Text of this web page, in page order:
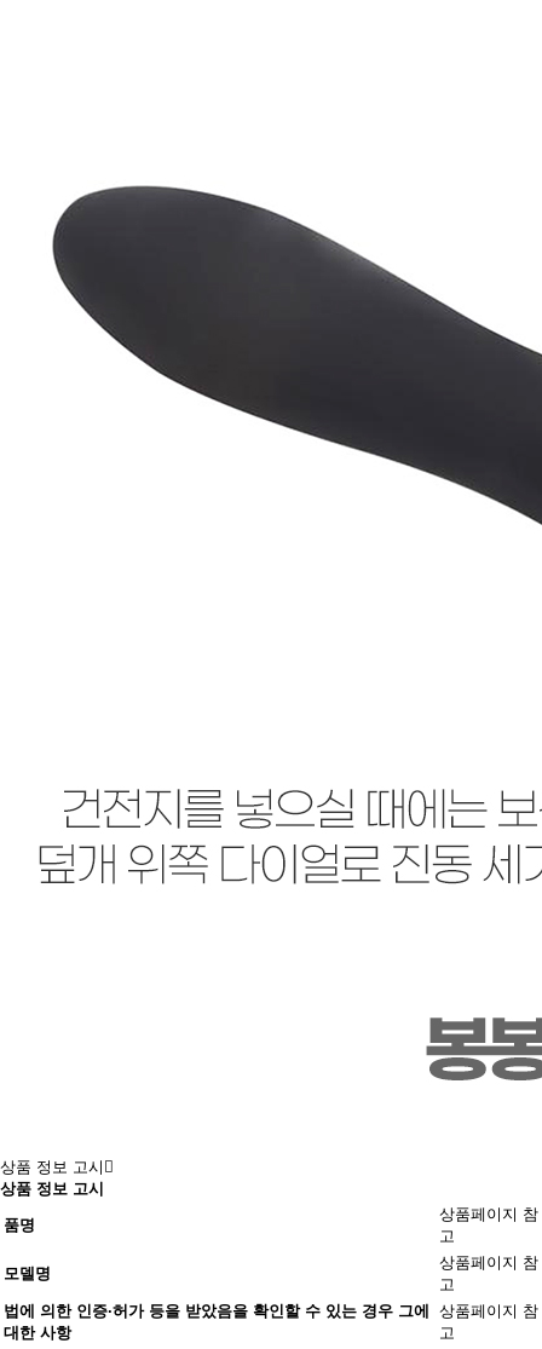
상품 정보 고시
상품 정보 고시
품명
상품페이지 참
고
모델명
상품페이지 참
고
법에 의한 인증·허가 등을 받았음을 확인할 수 있는 경우 그에
대한 사항
상품페이지 참
고